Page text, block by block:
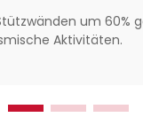
um 60%
Aktivitäten.